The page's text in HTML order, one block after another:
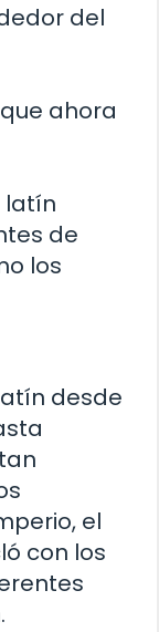
del
ahora
latín
de
los
desde
el
con los